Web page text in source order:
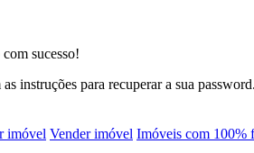
sucesso!
instruções para recuperar a sua
imóvel Vender imóvel Imóveis com 100%